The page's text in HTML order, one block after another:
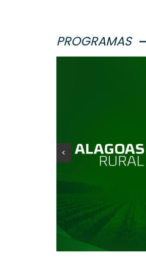
PROGRAMAS
<